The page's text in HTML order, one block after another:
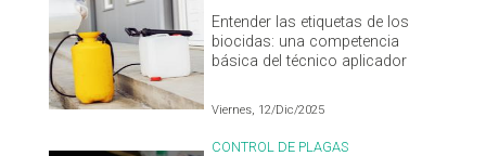
Entender las etiquetas de los
biocidas: una competencia
básica del técnico aplicador
Viernes, 12/Dic/2025
CONTROL DE PLAGAS